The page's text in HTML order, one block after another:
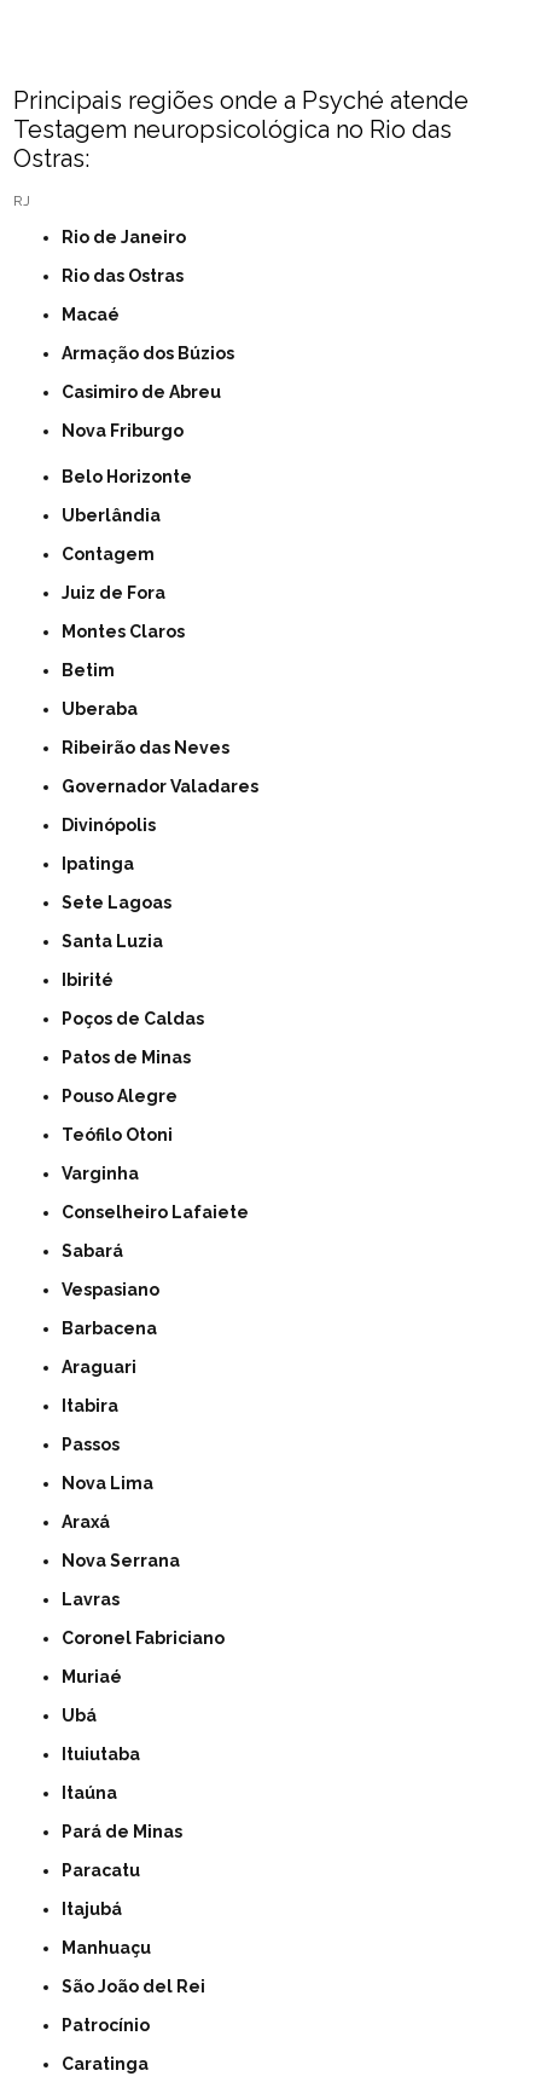
Principais regiões onde a Psyché atende
Testagem neuropsicológica no Rio das
Ostras:
RJ
Rio de Janeiro
Rio das Ostras
Macaé
Armação dos Búzios
Casimiro de Abreu
Nova Friburgo
Belo Horizonte
Uberlândia
Contagem
Juiz de Fora
Montes Claros
Betim
Uberaba
Ribeirão das Neves
Governador Valadares
Divinópolis
Ipatinga
Sete Lagoas
Santa Luzia
Ibirité
Poços de Caldas
Patos de Minas
Pouso Alegre
Teófilo Otoni
Varginha
Conselheiro Lafaiete
Sabará
Vespasiano
Barbacena
Araguari
Itabira
Passos
Nova Lima
Araxá
Nova Serrana
Lavras
Coronel Fabriciano
Muriaé
Ubá
Ituiutaba
Itaúna
Pará de Minas
Paracatu
Itajubá
Manhuaçu
São João del Rei
Patrocínio
Caratinga